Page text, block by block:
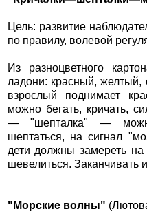
Цель: развитие
по правилу, волевой
Из разноцветного
ладони: красный,
взрослый поднимает
можно бегать, кричать,
— "шепталка" —
шептаться, на сигнал
дети должны замереть
шевелиться. Заканчивать
"Морские волны"